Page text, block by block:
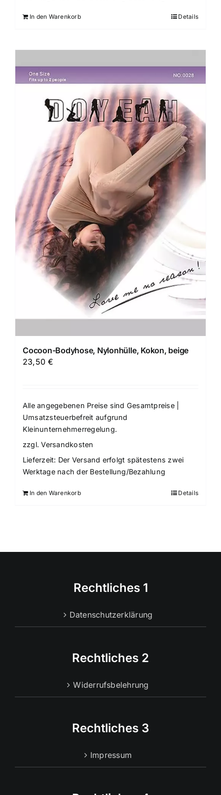
In den Warenkorb Details
Cocoon-Bodyhose, Nylonhülle, Kokon, beige
23,50€
Alle angegebenen Preise sind Gesamtpreise |
Umsatzsteuerbefreit aufgrund
Kleinunternehmerregelung.
zzgl.Versandkosten
Lieferzeit: Der Versand erfolgt spätestens zwei
Werktage nach der Bestellung/Bezahlung
In den Warenkorb Details
Rechtliches 1
Datenschutzerklärung
Rechtliches 2
Widerrufsbelehrung
Rechtliches 3
Impressum